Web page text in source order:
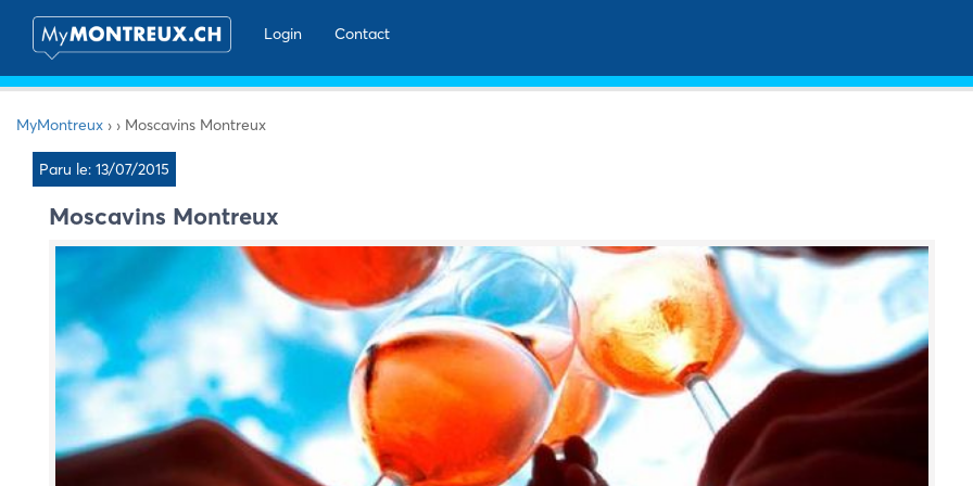
Login
Contact
MyMontreux › › Moscavins Montreux
Paru le: 13/07/2015
Moscavins Montreux